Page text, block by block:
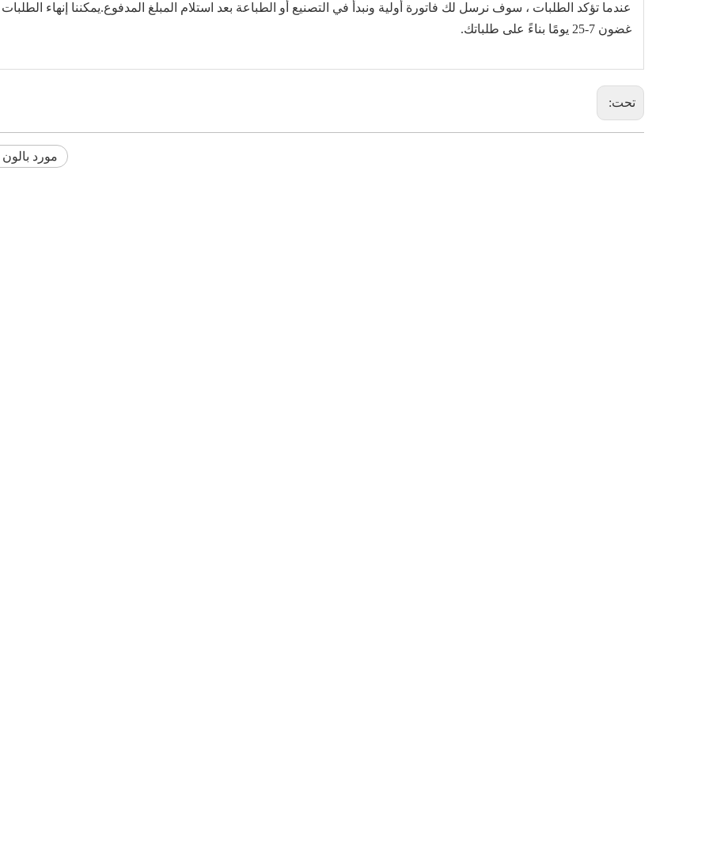
عندما تؤكد الطلبات ، سوف نرسل لك فاتورة أولية ونبدأ في التصنيع أو الطباعة بعد استلام المبلغ المدفوع.يمكننا إنهاء
غضون 7-25 يومًا بناءً على طلباتك.
تحت:
مورد